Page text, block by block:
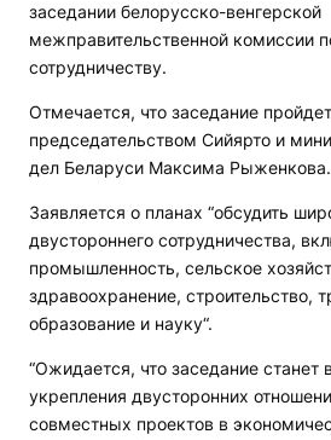
заседании белорусско-венгерской
межправительственной комиссии
сотрудничеству.
Отмечается, что заседание
председательством Сийярто и
дел Беларуси Максима Рыженкова.
Заявляется о планах “обсудить
двустороннего сотрудничества,
промышленность, сельское
здравоохранение, строительство,
образование и науку“.
“Ожидается, что заседание
укрепления двусторонних
совместных проектов в